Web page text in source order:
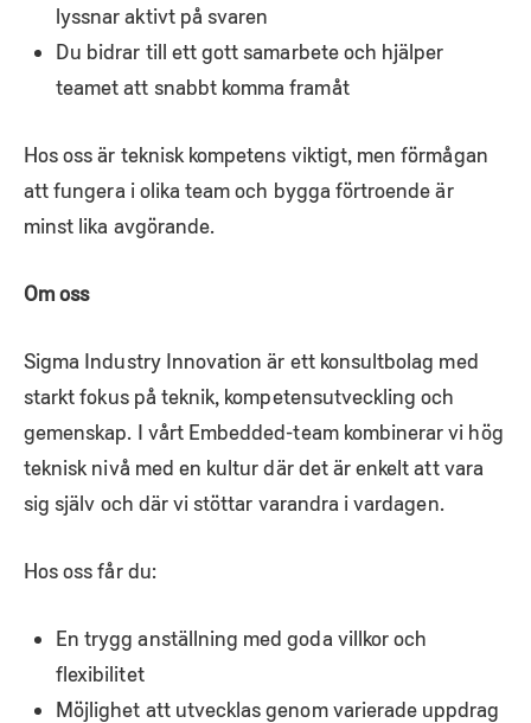
lyssnar aktivt på svaren
Du bidrar till ett gott samarbete och hjälper
teamet att snabbt komma framåt
Hos oss är teknisk kompetens viktigt, men förmågan
att fungera i olika team och bygga förtroende är
minst lika avgörande.
Om oss
Sigma Industry Innovation är ett konsultbolag med
starkt fokus på teknik, kompetensutveckling och
gemenskap. I vårt Embedded-team kombinerar vi hög
teknisk nivå med en kultur där det är enkelt att vara
sig själv och där vi stöttar varandra i vardagen.
Hos oss får du:
En trygg anställning med goda villkor och
flexibilitet
Möjlighet att utvecklas genom varierade uppdrag